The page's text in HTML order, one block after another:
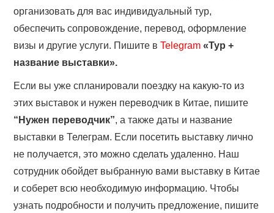
организовать для вас индивидуальный тур,
обеспечить сопровождение, перевод, оформление
визы и другие услуги. Пишите вTelegram «Тур +
название выставки».
Если вы уже спланировали поездку на какую-то из
этих выставок и нужен переводчик в Китае, пишите
“Нужен переводчик”, а также даты и название
выставки в Телеграм. Если посетить выставку лично
не получается, это можно сделать удаленно. Наш
сотрудник обойдет выбранную вами выставку в Китае
и соберет всю необходимую информацию. Чтобы
узнать подробности и получить предложение, пишите